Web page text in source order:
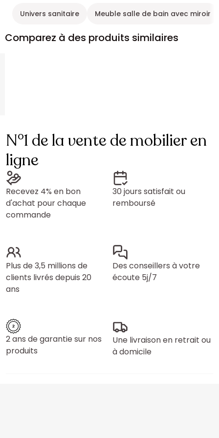
Univers sanitaire Meuble salle de bain avec miroir
Comparez à des produits similaires
N°1 de la vente de mobilier en
ligne
Recevez 4% en bon
d'achat pour chaque
commande
30 jours satisfait ou
remboursé
Plus de 3,5 millions de
clients livrés depuis 20
ans
Des conseillers à votre
écoute 5j/7
2 ans de garantie sur nos
produits
Une livraison en retrait ou
à domicile